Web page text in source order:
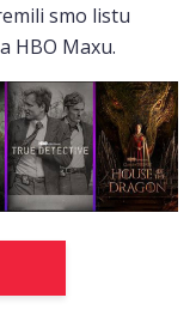
smo listu
HBO Maxu.